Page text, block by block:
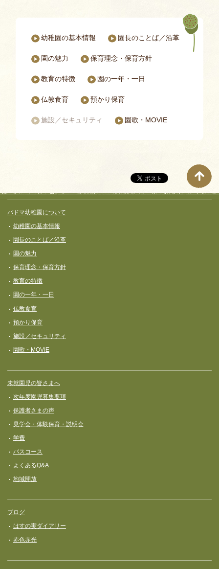
パドマ幼稚園についてのページ一覧
幼稚園の基本情報 園長のことば／沿革
園の魅力 保育理念・保育⽅針
教育の特徴 園の一年・一日
仏教食育 預かり保育
施設／セキュリティ 園歌・MOVIE
フッターコンテンツ
パドマ幼稚園について
幼稚園の基本情報
園長のことば／沿革
園の魅力
保育理念・保育⽅針
教育の特徴
園の一年・一日
仏教食育
預かり保育
施設／セキュリティ
園歌・MOVIE
未就園児の皆さまへ
次年度園児募集要項
保護者さまの声
見学会・体験保育・説明会
学費
バスコース
よくあるQ&A
地域開放
ブログ
はすの実ダイアリー
赤色赤光